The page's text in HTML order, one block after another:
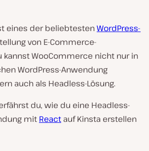
eines der beliebtestenWordPress-
von E-Commerce-
kannst WooCommerce nicht nur in
WordPress-Anwendung
auch als Headless-Lösung.
du, wie du eine Headless-
mit React auf Kinsta erstellen